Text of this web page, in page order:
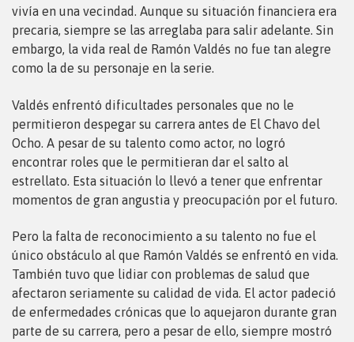
vivía en una vecindad. Aunque su situación financiera era
precaria, siempre se las arreglaba para salir adelante. Sin
embargo, la vida real de Ramón Valdés no fue tan alegre
como la de su personaje en la serie.
Valdés enfrentó dificultades personales que no le
permitieron despegar su carrera antes de El Chavo del
Ocho. A pesar de su talento como actor, no logró
encontrar roles que le permitieran dar el salto al
estrellato. Esta situación lo llevó a tener que enfrentar
momentos de gran angustia y preocupación por el futuro.
Pero la falta de reconocimiento a su talento no fue el
único obstáculo al que Ramón Valdés se enfrentó en vida.
También tuvo que lidiar con problemas de salud que
afectaron seriamente su calidad de vida. El actor padeció
de enfermedades crónicas que lo aquejaron durante gran
parte de su carrera, pero a pesar de ello, siempre mostró